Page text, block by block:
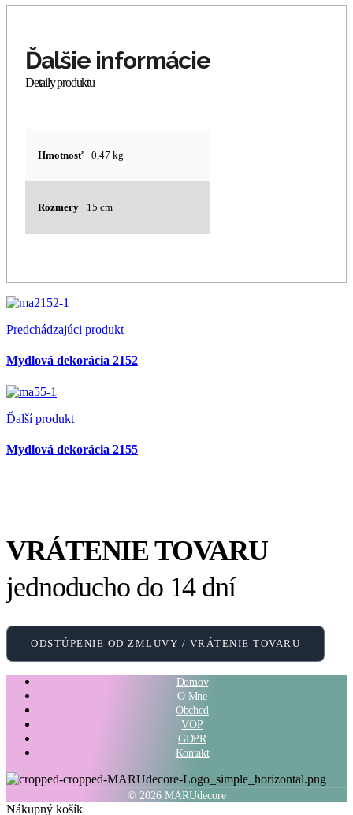
Hmotnosť 0,47 kg
Rozmery 15 cm
Predchádzajúci produkt
Mydlová dekorácia 2152
Ďalší produkt
Mydlová dekorácia 2155
VRÁTENIE TOVARU
jednoducho do 14 dní
ODSTÚPENIE OD ZMLUVY / VRÁTENIE TOVARU
Domov
O Mne
Obchod
VOP
GDPR
Kontakt
© 2026 MARUdecore
Nákupný košík